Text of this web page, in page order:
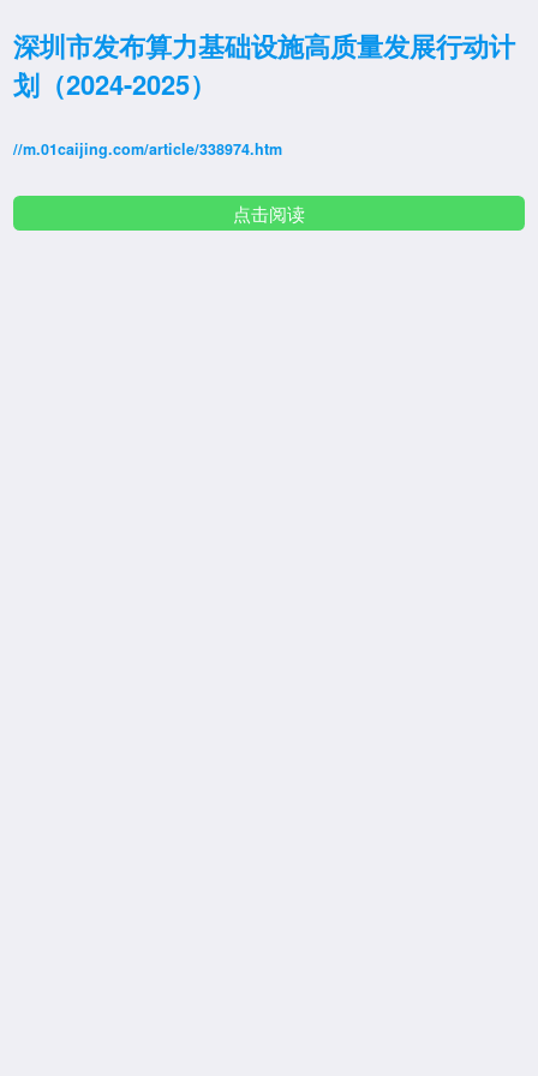
深圳市发布算力基础设施高质量发展行动计
划（2024-2025）
//m.01caijing.com/article/338974.htm
点击阅读